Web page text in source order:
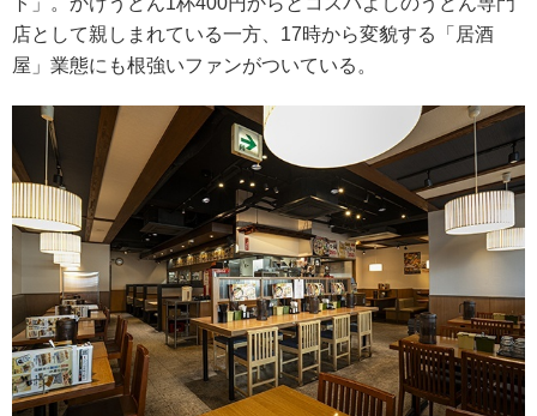
店として親しまれている一方、17時から変貌する「居酒
屋」業態にも根強いファンがついている。